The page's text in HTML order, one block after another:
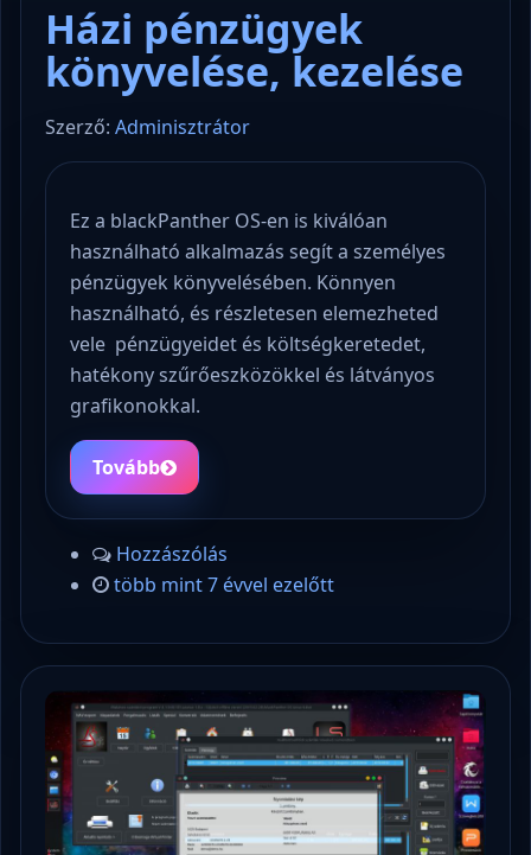
Házi pénzügyek
könyvelése, kezelése
Szerző: Adminisztrátor
Ez a blackPanther OS-en is kiválóan
használható alkalmazás segít a személyes
pénzügyek könyvelésében. Könnyen
használható, és részletesen elemezheted
vele pénzügyeidet és költségkeretedet,
hatékony szűrőeszközökkel és látványos
grafikonokkal.
Tovább
Hozzászólás
több mint 7 évvel ezelőtt